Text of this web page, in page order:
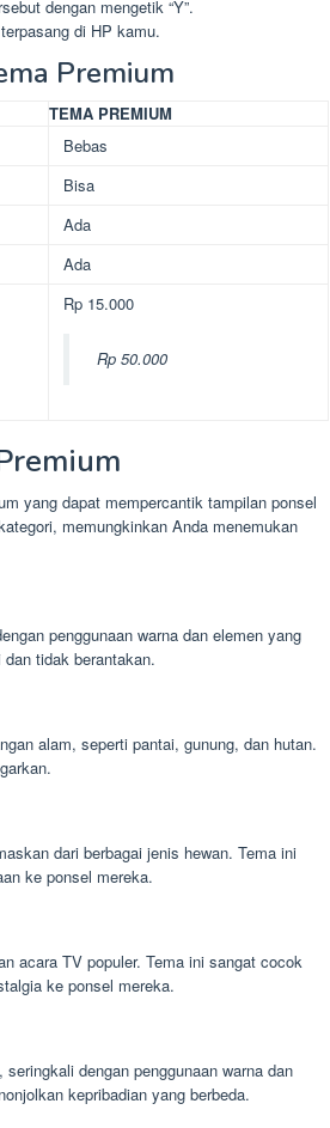
dengan mengetik “Y”.
di HP kamu.
Premium
TEMA PREMIUM
Bebas
Bisa
Ada
Ada
Rp 15.000
Rp 50.000
yang dapat mempercantik tampilan ponsel
memungkinkan Anda menemukan
penggunaan warna dan elemen yang
tidak berantakan.
alam, seperti pantai, gunung, dan hutan.
dari berbagai jenis hewan. Tema ini
ke ponsel mereka.
acara TV populer. Tema ini sangat cocok
ke ponsel mereka.
dengan penggunaan warna dan
kepribadian yang berbeda.